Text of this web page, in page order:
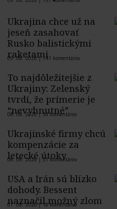
Ukrajina chce už na
jeseň zasahovať
Rusko balistickými
raketami
09. 08. 2026 |141 komentárov
To najdôležitejšie z
Ukrajiny: Zelenský
tvrdí, že prímerie je
“nevyhnutné”
08. 08. 2026 |36 komentárov
Ukrajinské firmy chcú
kompenzácie za
letecké útoky
08. 08. 2026 |51 komentárov
USA a Irán sú blízko
dohody. Bessent
naznačil možný zlom
07. 08. 2026 |18 komentárov